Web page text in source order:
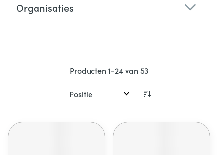
Organisaties
Producten1-24van53
Sorteer op: